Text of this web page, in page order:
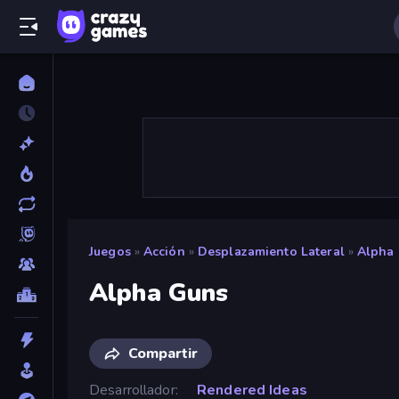
Juegos » Acción » Desplazamiento Lateral » Alpha
Alpha Guns
Compartir
Desarrollador
Rendered Ideas